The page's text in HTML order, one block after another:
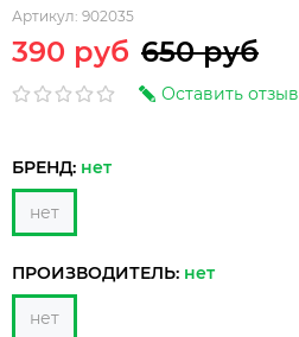
Артикул: 902035
390 руб 650 руб
Оставить отзыв
БРЕНД: нет
нет
ПРОИЗВОДИТЕЛЬ: нет
нет